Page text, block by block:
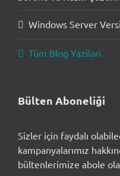
Windows Server
Tüm Blog Yazilari
Bülten Aboneliği
Sizler için faydalı
kampanyalarımız
bültenlerimize abole